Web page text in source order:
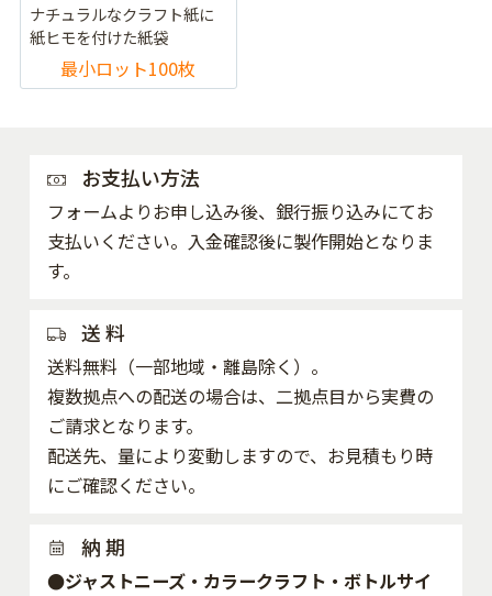
ナチュラルなクラフト紙に
紙ヒモを付けた紙袋
最小ロット100枚
お支払い方法
フォームよりお申し込み後、銀行振り込みにてお
支払いください。入金確認後に製作開始となりま
す。
送 料
送料無料（一部地域・離島除く）。
複数拠点への配送の場合は、二拠点目から実費の
ご請求となります。
配送先、量により変動しますので、お見積もり時
にご確認ください。
納 期
●ジャストニーズ・カラークラフト・ボトルサイ